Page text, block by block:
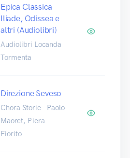
Epica Classica –
Iliade, Odissea e
altri (Audiolibri)
Audiolibri Locanda
Tormenta
Direzione Seveso
Chora Storie - Paolo
Maoret, Piera
Fiorito